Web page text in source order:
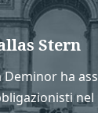
Stern
Deminor ha
nel